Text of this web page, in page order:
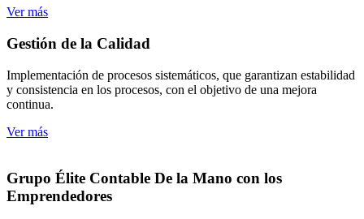
Ver más
Gestión de la Calidad
Implementación de procesos sistemáticos, que garantizan estabilidad
y consistencia en los procesos, con el objetivo de una mejora
continua.
Ver más
Grupo Élite Contable De la Mano con los
Emprendedores